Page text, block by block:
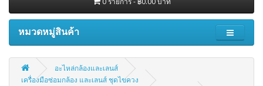
หมวดหมู่สินค้า
อะไหล่กล้องและเลนส์
เครื่องมือซ่อมกล้อง และเลนส์ ชุดไขควง